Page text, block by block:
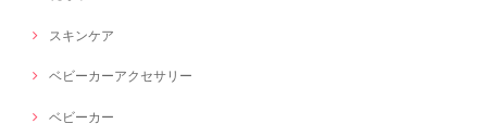
スキンケア
ベビーカーアクセサリー
ベビーカー